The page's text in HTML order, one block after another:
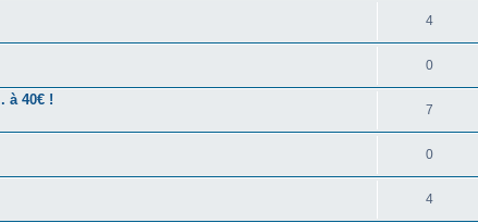
4
0
à 40€ !
7
0
4